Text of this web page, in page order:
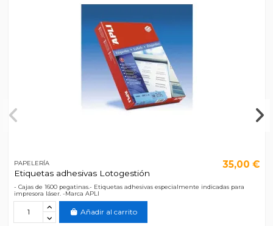
PAPELERÍA
Etiquetas adhesivas Lotogestión
35,00 €
- Cajas de 1600 pegatinas.- Etiquetas adhesivas especialmente indicadas para
impresora láser. -Marca APLI
Añadir al carrito